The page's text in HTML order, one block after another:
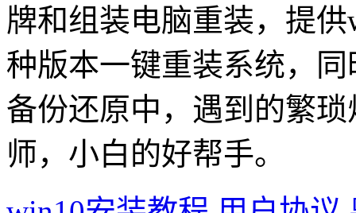
牌和组装电脑重装，提
种版本一键重装系统，
备份还原中，遇到的繁
师，小白的好帮手。